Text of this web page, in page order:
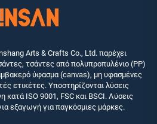
Arts & Crafts Co., Ltd. παρέχει
τσάντες από πολυπροπυλένιο (PP)
ύφασμα (canvas), μη υφασμένες
ετικέτες. Υποστηρίζονται λύσεις
κατά ISO 9001, FSC και BSCI. Λύσεις
εξαγωγή για παγκόσμιες μάρκες.